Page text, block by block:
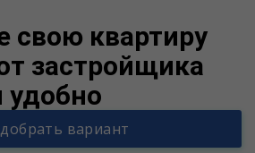
свою квартиру
застройщика
удобно
вариант